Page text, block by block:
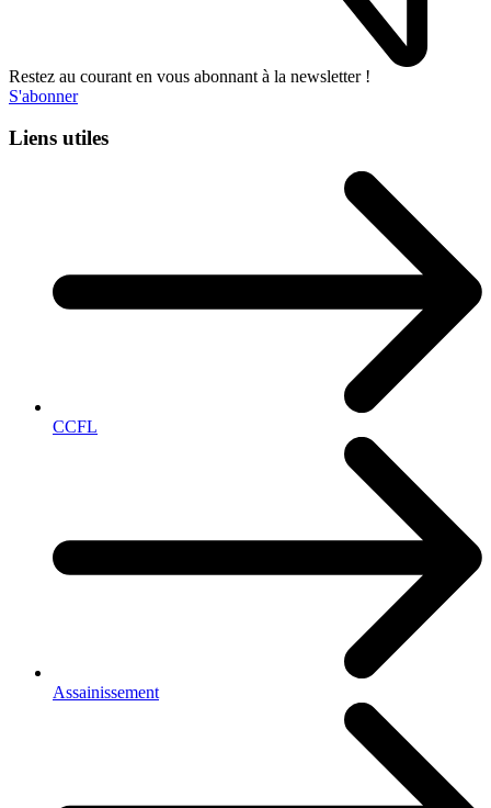
Restez au courant en vous abonnant à la newsletter !
S'abonner
Liens utiles
CCFL
Assainissement